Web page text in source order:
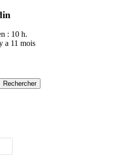
: 10 h.
a 11 mois
Rechercher